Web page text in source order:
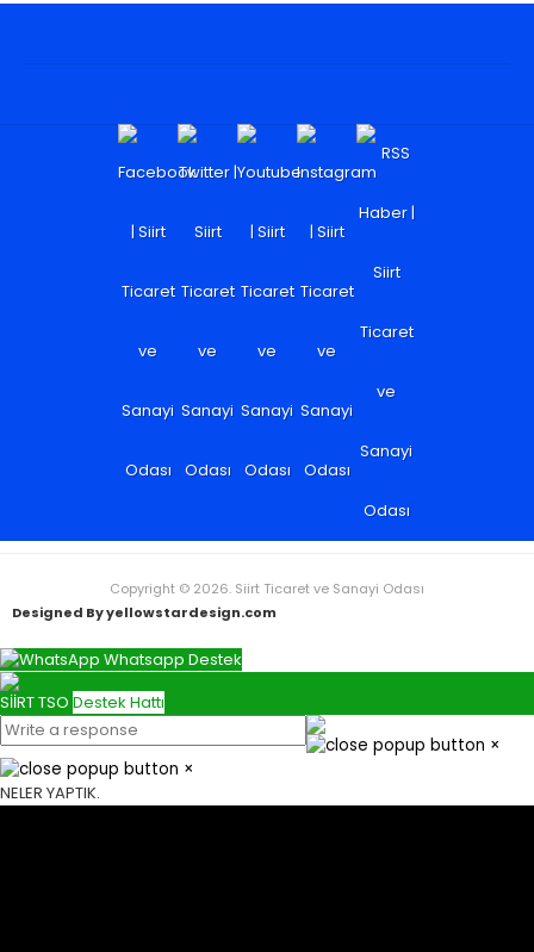
Copyright © 2026. Siirt Ticaret ve Sanayi Odası
Designed By yellowstardesign.com
Whatsapp Destek
SİİRT TSO Destek Hattı
×
×
NELER YAPTIK.